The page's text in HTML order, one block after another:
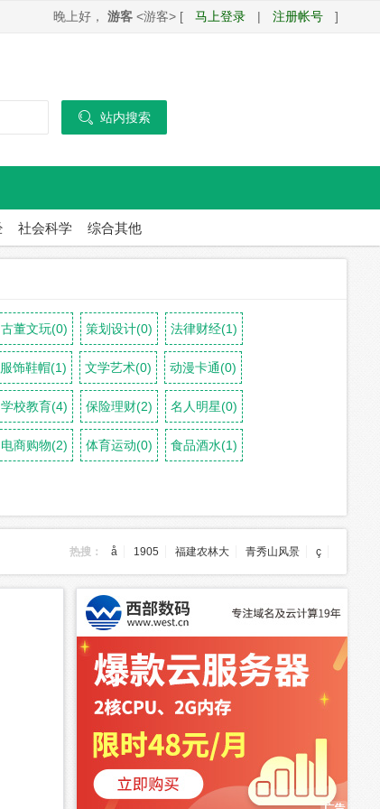
晚上好， 游客 <游客> [ 马上登录 | 注册帐号 ]
 站内搜索
社会科学 综合其他
古董文玩(0) 策划设计(0) 法律财经(1)
服饰鞋帽(1) 文学艺术(0) 动漫卡通(0)
学校教育(4) 保险理财(2) 名人明星(0)
电商购物(2) 体育运动(0) 食品酒水(1)
热搜： å 1905 福建农林大 青秀山风景 ç